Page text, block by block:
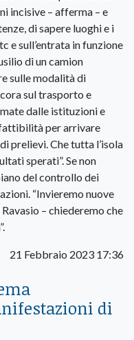
incisive – afferma – e
di sapere luoghi e i
e sull’entrata in funzione
di un camion
sulle modalità di
sul trasporto e
dalle istituzioni e
per arrivare
prelievi. Che tutta l’isola
sperati”. Se non
del controllo dei
“Invieremo nuove
– chiederemo che
21 Febbraio 2023 17:36
di